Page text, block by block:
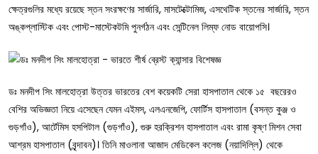
ক্ষেত্রগুলির মধ্যে রয়েছে স্তন সংরক্ষণের সার্জারি, মাসটেক্টোমিজ, এসথেটিক স্তনের সার্জারি, স্তন
অঙ্কপ্লাস্টিক এবং পোস্ট-মাস্টেকটমি পুনর্গঠন এবং সেন্টিনেল লিম্ফ নোড বায়োপসি।
ডঃ মনদীপ সিং মালহোত্রা উত্তর ভারতের বেশ কয়েকটি সেরা হাসপাতাল থেকে ১৫ বছরেরও
বেশির অভিজ্ঞতা নিয়ে এসেছেন যেমন এইমস, এলএনজেপি, ফোর্টিস হাসপাতাল (বসন্ত কুঞ্জ ও
গুড়গাঁও), আর্টেমিস হসপিটাল (গুড়গাঁও), গুরু হরক্রিশন হাসপাতাল এবং রামা কৃষ্ণ মিশন সেবা
আশ্রম হাসপাতাল (বৃন্দাবন)। তিনি মাওলানা আজাদ মেডিকেল কলেজ (নয়াদিল্লি) থেকে